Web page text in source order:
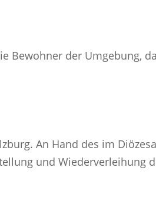
Bewohner der Umgebung,
An Hand des im
und Wiederverleihung